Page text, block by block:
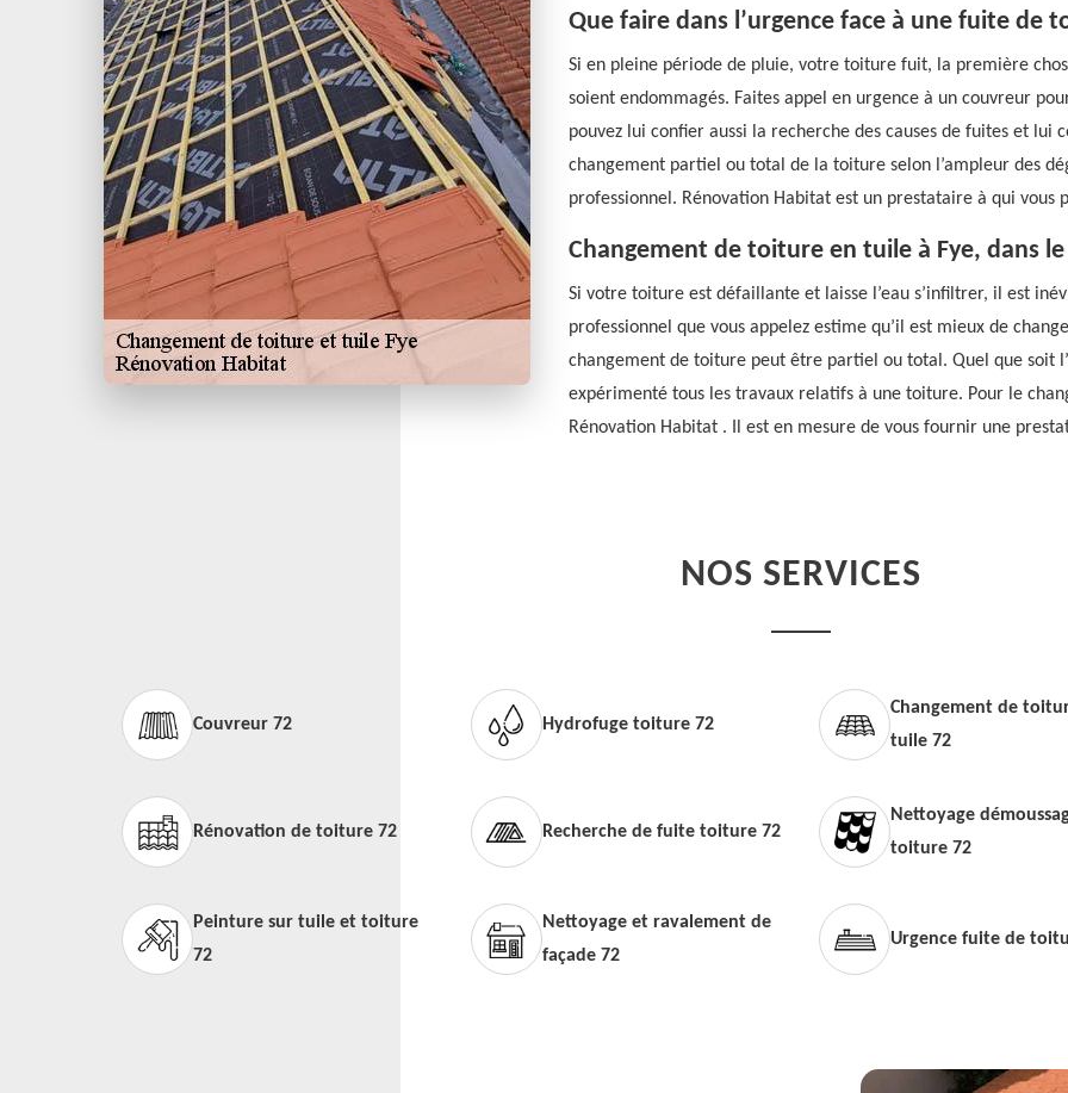
Que faire dans l’urgence face à une fuite de
Si en pleine période de pluie, votre toiture fuit, la première
soient endommagés. Faites appel en urgence à un couvreur
pouvez lui confier aussi la recherche des causes de fuites et
changement partiel ou total de la toiture selon l’ampleur des
professionnel. Rénovation Habitat est un prestataire à qui vous
Changement de toiture en tuile à Fye, dans
Si votre toiture est défaillante et laisse l’eau s’infiltrer, il est
professionnel que vous appelez estime qu’il est mieux de
changement de toiture peut être partiel ou total. Quel que soit
expérimenté tous les travaux relatifs à une toiture. Pour le
Rénovation Habitat . Il est en mesure de vous fournir une
NOS SERVICES
Couvreur 72 Hydrofuge toiture 72
Changement de
tuile 72
Rénovation de toiture 72 Recherche de fuite toiture 72
Nettoyage
toiture 72
Peinture sur tuile et toiture
72
Nettoyage et ravalement de
façade 72
Urgence fuite de